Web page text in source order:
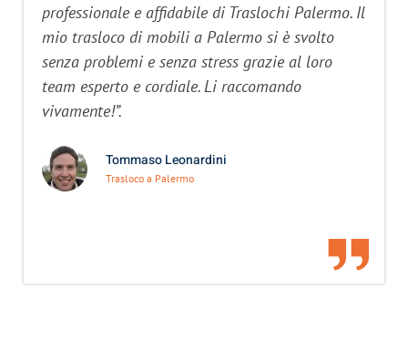
professionale e affidabile di Traslochi Palermo. Il
mio trasloco di mobili a Palermo si è svolto
senza problemi e senza stress grazie al loro
team esperto e cordiale. Li raccomando
vivamente!”.
Tommaso Leonardini
Trasloco a Palermo